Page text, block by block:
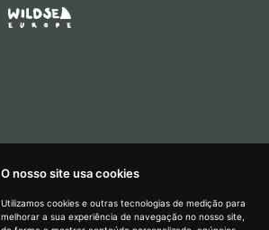
O nosso site usa cookies
Utilizamos cookies e outras tecnologias de medição para
melhorar a sua experiência de navegação no nosso site,
Como podemos